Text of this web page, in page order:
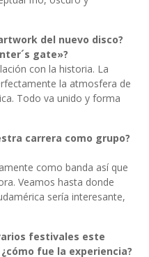
del nuevo disco?
gate»?
con la historia. La
la atmosfera de
Todo va unido y forma
carrera como grupo?
como banda así que
Veamos hasta donde
sería interesante,
festivales este
fue la experiencia?